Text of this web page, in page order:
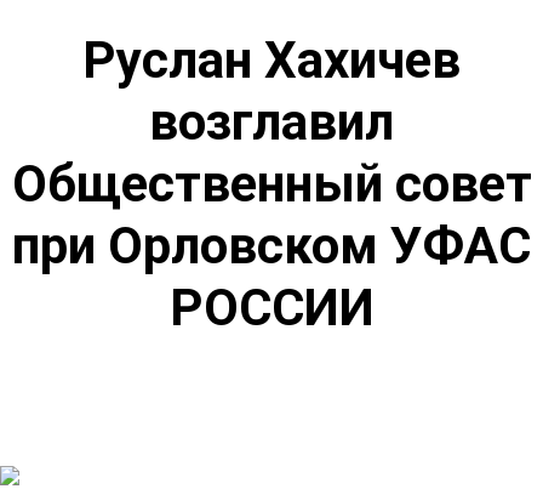
Руслан Хахичев
возглавил
Общественный совет
при Орловском УФАС
РОССИИ